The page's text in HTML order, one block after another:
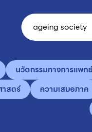
นวัตกรรมทางการแพท
าสตร์
ความเสมอภาค